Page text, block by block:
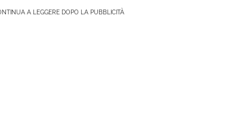
A LEGGERE DOPO LA PUBBLICITÀ